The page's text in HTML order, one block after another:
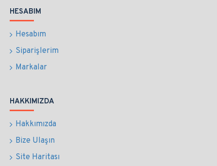
HESABIM
Hesabım
Siparişlerim
Markalar
HAKKIMIZDA
Hakkımızda
Bize Ulaşın
Site Haritası